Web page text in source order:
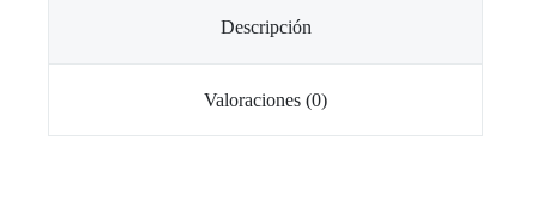
Descripción
Valoraciones (0)